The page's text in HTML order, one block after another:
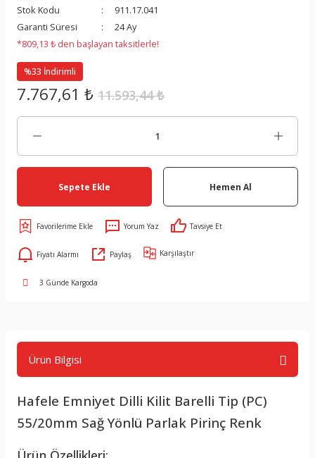
Stok Kodu
911.17.041
Garanti Süresi
24 Ay
*809,13 ₺ den başlayan taksitlerle!
%33 İndirimli
7.767,61 ₺ 11.593,44 ₺
Sepete Ekle Hemen Al
Yorum Yaz Tavsiye Et
Fiyatı Alarmı Paylaş Karşılaştır
3 Günde Kargoda
Ürün Bilgisi
Hafele Emniyet Dilli Kilit Barelli Tip (PC)
55/20mm Sağ Yönlü Parlak Pirinç Renk